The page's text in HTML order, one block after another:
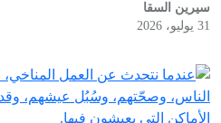
سيرين السقا
31 يوليو، 2026